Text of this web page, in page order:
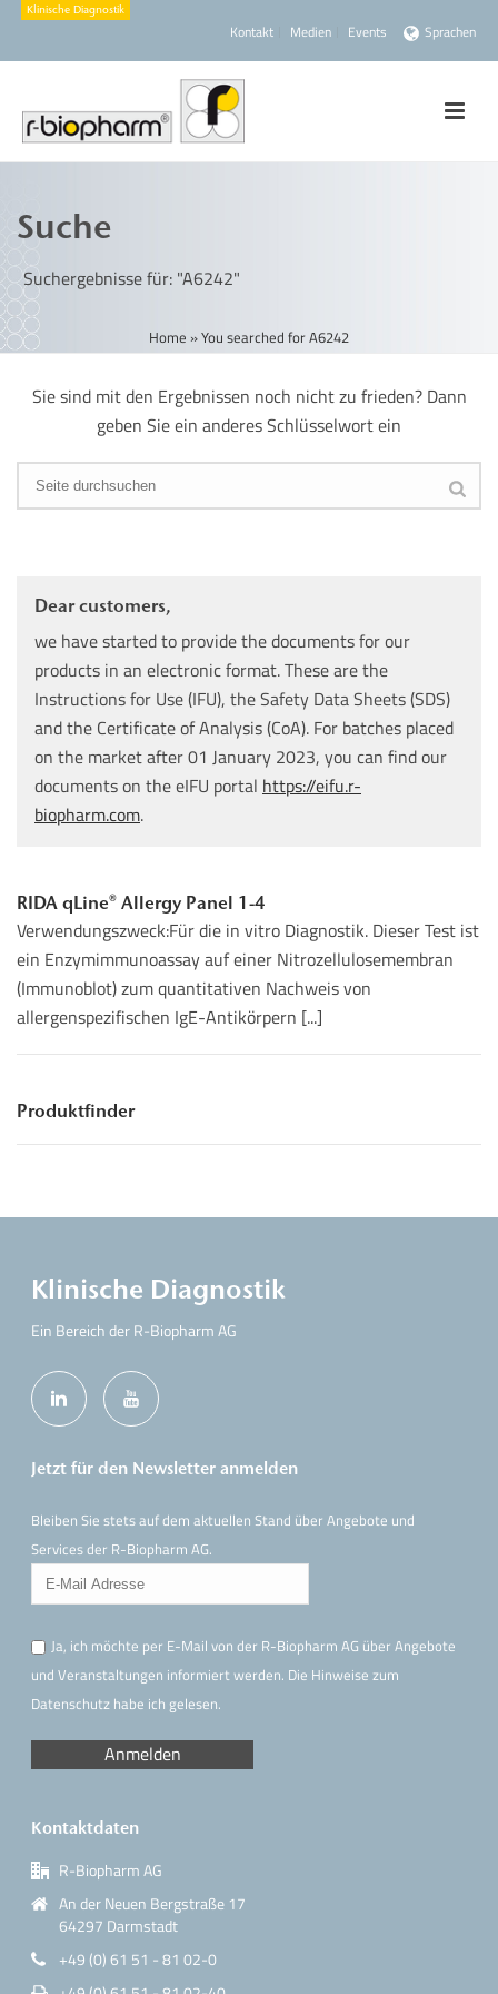
Kontakt Medien Events Sprachen
Suche
Suchergebnisse für: "A6242"
Home »You searched for A6242
Sie sind mit den Ergebnissen noch nicht zu frieden? Dann
geben Sie ein anderes Schlüsselwort ein
Dear customers,
we have started to provide the documents for our
products in an electronic format. These are the
Instructions for Use (IFU), the Safety Data Sheets (SDS)
and the Certificate of Analysis (CoA). For batches placed
on the market after 01 January 2023, you can find our
documents on the eIFU portal https://eifu.r-
biopharm.com.
RIDA qLine® Allergy Panel 1-4
Verwendungszweck:Für die in vitro Diagnostik. Dieser Test ist
ein Enzymimmunoassay auf einer Nitrozellulosemembran
(Immunoblot) zum quantitativen Nachweis von
allergenspezifischen IgE-Antikörpern [...]
Produktfinder
Klinische Diagnostik
Ein Bereich der R-Biopharm AG
Jetzt für den Newsletter anmelden
Bleiben Sie stets auf dem aktuellen Stand über Angebote und
Services der R-Biopharm AG.
Ja, ich möchte per E-Mail von der R-Biopharm AG über Angebote
und Veranstaltungen informiert werden. Die Hinweisezum
Datenschutz habe ich gelesen.
Kontaktdaten
R-Biopharm AG
An der Neuen Bergstraße 17
64297 Darmstadt
+49 (0) 61 51 - 81 02-0